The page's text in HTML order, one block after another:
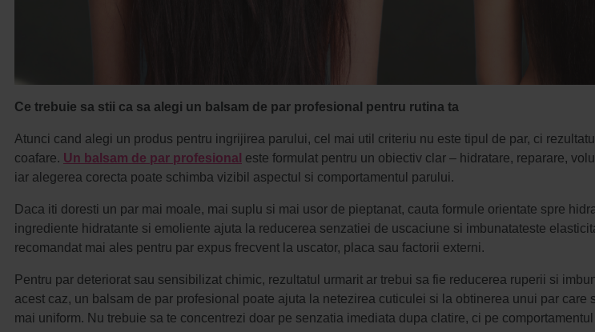
Ce trebuie sa stii ca sa alegi un balsam de par profesional pentru rutina ta
Atunci cand alegi un produs pentru ingrijirea parului, cel mai util criteriu nu este tipul de par, ci
coafare. Un balsam de par profesional este formulat pentru un obiectiv clar – hidratare, reparare,
iar alegerea corecta poate schimba vizibil aspectul si comportamentul parului.
Daca iti doresti un par mai moale, mai suplu si mai usor de pieptanat, cauta formule orientate spre
ingrediente hidratante si emoliente ajuta la reducerea senzatiei de uscaciune si imbunatateste
recomandat mai ales pentru par expus frecvent la uscator, placa sau factorii externi.
Pentru par deteriorat sau sensibilizat chimic, rezultatul urmarit ar trebui sa fie reducerea ruperii si
acest caz, un balsam de par profesional poate ajuta la netezirea cuticulei si la obtinerea unui par care
mai uniform. Nu trebuie sa te concentrezi doar pe senzatia imediata dupa clatire, ci pe